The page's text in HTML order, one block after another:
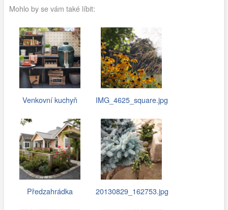
Mohlo by se vám také líbit:
Venkovní kuchyň IMG_4625_square.jpg
Předzahrádka 20130829_162753.jpg